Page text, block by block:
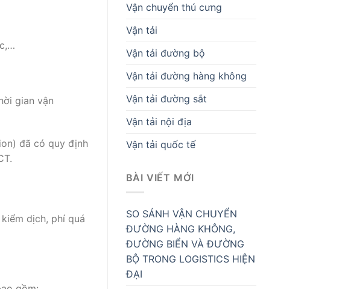
gian vận
đã có quy định
dịch, phí quá
Vận chuyển thú cưng
Vận tải
Vận tải đường bộ
Vận tải đường hàng không
Vận tải đường sắt
Vận tải nội địa
Vận tải quốc tế
BÀI VIẾT MỚI
SO SÁNH VẬN CHUYỂN
ĐƯỜNG HÀNG KHÔNG,
ĐƯỜNG BIỂN VÀ ĐƯỜNG
BỘ TRONG LOGISTICS HIỆN
ĐẠI